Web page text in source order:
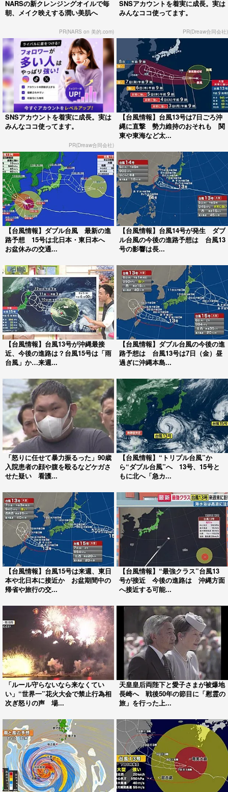
NARSの新クレンジングオイルで毎
朝、メイク映えする潤い美肌へ
PR(NARS on 美的.com)
SNSアカウントを着実に成長。実は
みんなココ使ってます。
PR(Dreaw合同会社)
SNSアカウントを着実に成長。実は
みんなココ使ってます。
PR(Dreaw合同会社)
【台風情報】台風13号は7日ごろ沖
縄に直撃 勢力維持のおそれも 関
東や東海など太...
【台風情報】ダブル台風 最新の進
路予想 15号は北日本・東日本へ
お盆休みの交通...
【台風情報】台風14号が発生 ダブ
ル台風の今後の進路予想は 台風13
号の影響は長...
【台風情報】台風13号が沖縄最接
近、今後の進路は？台風15号は「雨
台風」か…来週...
【台風情報】ダブル台風の今後の進
路予想は 台風13号は7日（金）昼
過ぎに沖縄本島...
「怒りに任せて暴力振るった」90歳
入院患者の顔や腹を殴るなどケガさ
せた疑い 看護...
【台風情報】“トリプル台風”か
ら“ダブル台風”へ 13号、15号と
もに北へ「急カ...
【台風情報】台風15号は来週、東日
本や北日本に接近か お盆期間中の
帰省や旅行の交...
【台風情報】“最強クラス”台風13
号が接近 今後の進路は 沖縄方面
へ接近する可能...
「ルール守らないなら来なくてい
い」“世界一”花火大会で禁止行為相
次ぎ怒りの声 場...
天皇皇后両陛下と愛子さまが被爆地
長崎へ 戦後50年の節目に「慰霊の
旅」を行った上...